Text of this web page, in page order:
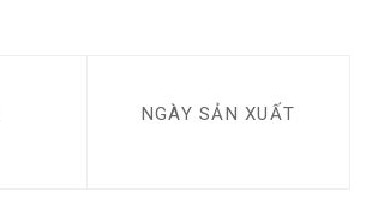
NGÀY SẢN XUẤT